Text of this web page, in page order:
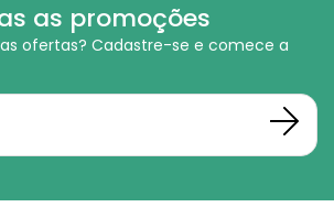
as promoções
ofertas? Cadastre-se e comece a